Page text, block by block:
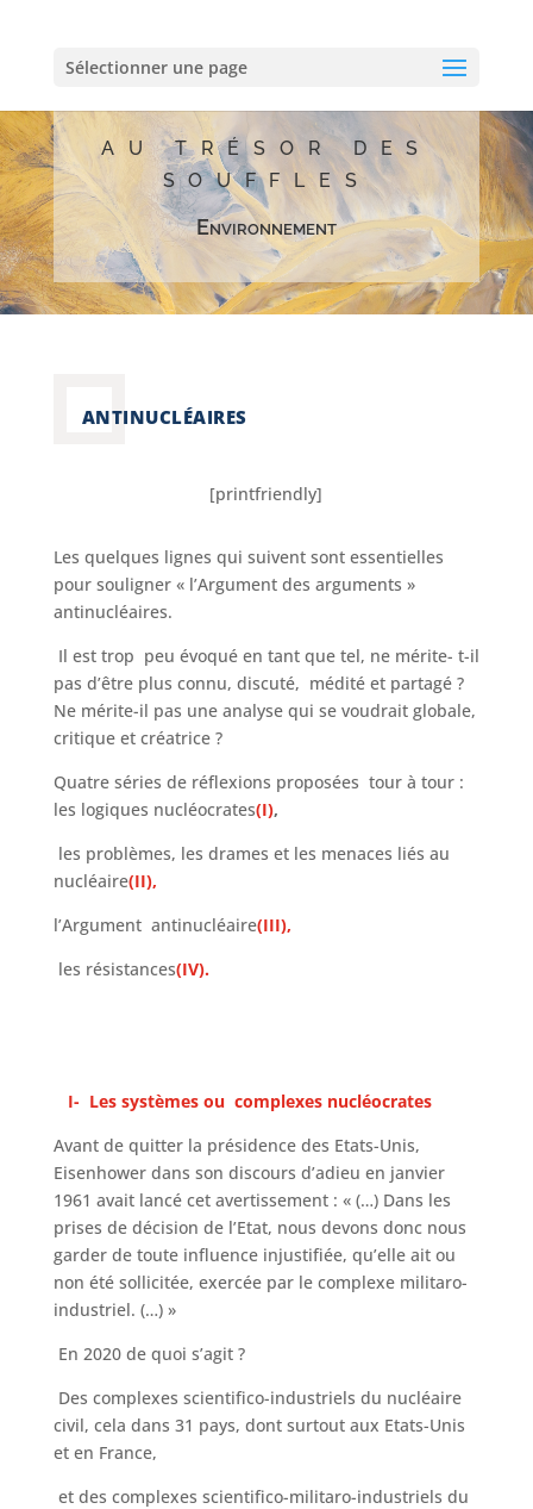
Sélectionner une page
AU TRÉSOR DES
SOUFFLES
Environnement
ANTINUCLÉAIRES
[printfriendly]
Les quelques lignes qui suivent sont essentielles
pour souligner « l’Argument des arguments »
antinucléaires.
Il est trop peu évoqué en tant que tel, ne mérite- t-il
pas d’être plus connu, discuté, médité et partagé ?
Ne mérite-il pas une analyse qui se voudrait globale,
critique et créatrice ?
Quatre séries de réflexions proposées tour à tour :
les logiques nucléocrates(I),
les problèmes, les drames et les menaces liés au
nucléaire(II),
l’Argument antinucléaire(III),
les résistances(IV).
I- Les systèmes ou complexes nucléocrates
Avant de quitter la présidence des Etats-Unis,
Eisenhower dans son discours d’adieu en janvier
1961 avait lancé cet avertissement : « (…) Dans les
prises de décision de l’Etat, nous devons donc nous
garder de toute influence injustifiée, qu’elle ait ou
non été sollicitée, exercée par le complexe militaro-
industriel. (…) »
En 2020 de quoi s’agit ?
Des complexes scientifico-industriels du nucléaire
civil, cela dans 31 pays, dont surtout aux Etats-Unis
et en France,
et des complexes scientifico-militaro-industriels du